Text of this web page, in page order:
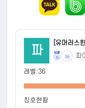
파
[유머러스
36 파
레벨:36
칭호현황